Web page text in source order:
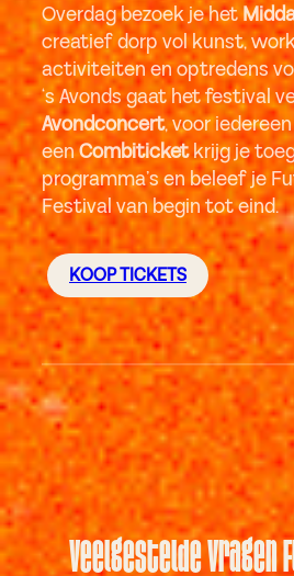
Overdag bezoek je het
creatief dorp vol kunst,
activiteiten en optredens
‘s Avonds gaat het festival
Avondconcert, voor
eenCombiticketkrijg je
programma’s en beleef je
Festival van begin tot eind.
KOOP TICKETS
Veelgestelde vragen